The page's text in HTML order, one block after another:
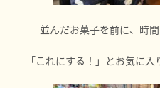
並んだお菓子を前に、時
「これにする！」とお気に